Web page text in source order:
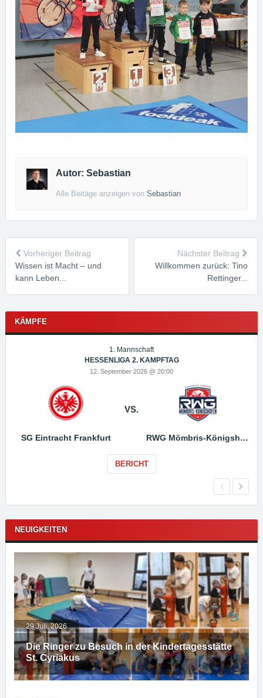
Autor: Sebastian
Alle Beitäge anzeigen vonSebastian
Vorheriger Beitrag
Wissen ist Macht – und
kann Leben...
Nächster Beitrag
Willkommen zurück: Tino
Rettinger...
KÄMPFE
1. Mannschaft
HESSENLIGA 2. KAMPFTAG
12. September 2026 @ 20:00
SG Eintracht Frankfurt
VS.
RWG Mömbris-Königshofen
BERICHT
NEUIGKEITEN
Die Ringer zu Besuch in der Kindertagesstätte
St. Cyriakus
29 Juli, 2026